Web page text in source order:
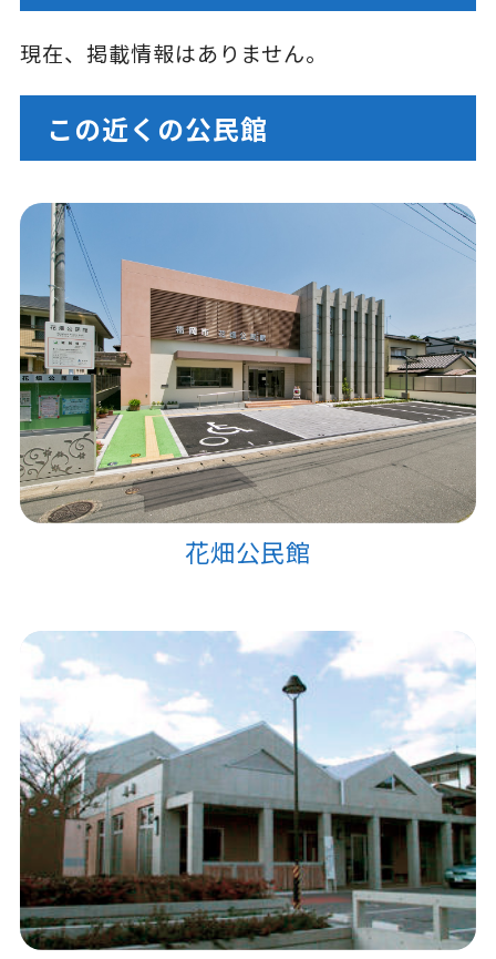
現在、掲載情報はありません。
この近くの公民館
花畑公民館